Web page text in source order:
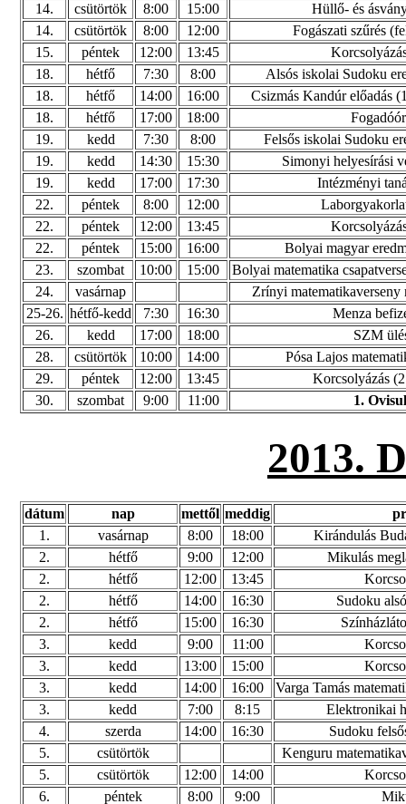
14.
csütörtök 8:00 15:00
Hüllő- és
14.
csütörtök 8:00 12:00
Fogászati szűrés
15.
péntek 12:00 13:45
18.
hétfő 7:30 8:00
Alsós iskolai Sudoku
18.
hétfő 14:00 16:00
Csizmás Kandúr előadás
18.
hétfő 17:00 18:00
19.
kedd 7:30 8:00
Felsős iskolai Sudoku
19.
kedd 14:30 15:30
Simonyi helyesírási
19.
kedd 17:00 17:30
Intézményi
22.
péntek 8:00 12:00
22.
péntek 12:00 13:45
22.
péntek 15:00 16:00
Bolyai magyar
23.
szombat 10:00 15:00
Bolyai matematika
24.
vasárnap
Zrínyi matematikaverseny
25-26. hétfő-kedd 7:30 16:30
Menza
26.
kedd 17:00 18:00
SZM
28.
csütörtök 10:00 14:00
Pósa Lajos
29.
péntek 12:00 13:45
Korcsolyázás
30.
szombat 9:00 11:00 1.
2013.
dátum nap mettől meddig
1.
vasárnap 8:00 18:00
Kirándulás
2.
hétfő 9:00 12:00
Mikulás
2.
hétfő 12:00 13:45
2.
hétfő 14:00 16:30
Sudoku
2.
hétfő 15:00 16:30
3.
kedd 9:00 11:00
3.
kedd 13:00 15:00
3.
kedd 14:00 16:00
Varga Tamás
3.
kedd 7:00 8:15
Elektronikai
4.
szerda 14:00 16:30
Sudoku
5.
csütörtök
Kenguru
5.
csütörtök 12:00 14:00
6.
péntek 8:00 9:00